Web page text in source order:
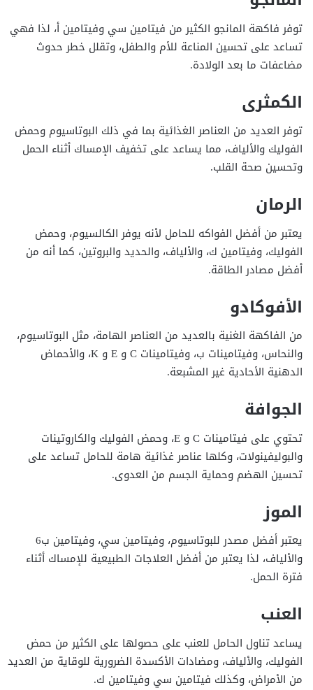
توفر فاكهة المانجو الكثير من فيتامين سي وفيتامين أ، لذا فهي
تساعد على تحسين المناعة للأم والطفل، وتقلل خطر حدوث
مضاعفات ما بعد الولادة.
الكمثرى
توفر العديد من العناصر الغذائية بما في ذلك البوتاسيوم وحمض
الفوليك والألياف، مما يساعد على تخفيف الإمساك أثناء الحمل
وتحسين صحة القلب.
الرمان
يعتبر من أفضل الفواكه للحامل لأنه يوفر الكالسيوم، وحمض
الفوليك، وفيتامين ك، والألياف، والحديد والبروتين، كما أنه من
أفضل مصادر الطاقة.
الأفوكادو
من الفاكهة الغنية بالعديد من العناصر الهامة، مثل البوتاسيوم،
والنحاس، وفيتامينات ب، وفيتامينات C و E و K، والأحماض
الدهنية الأحادية غير المشبعة.
الجوافة
تحتوي على فيتامينات C و E، وحمض الفوليك والكاروتينات
والبوليفينولات، وكلها عناصر غذائية هامة للحامل تساعد على
تحسين الهضم وحماية الجسم من العدوى.
الموز
يعتبر أفضل مصدر للبوتاسيوم، وفيتامين سي، وفيتامين ب6
والألياف، لذا يعتبر من أفضل العلاجات الطبيعية للإمساك أثناء
فترة الحمل.
العنب
يساعد تناول الحامل للعنب على حصولها على الكثير من حمض
الفوليك، والألياف، ومضادات الأكسدة الضرورية للوقاية من العديد
من الأمراض، وكذلك فيتامين سي وفيتامين ك.